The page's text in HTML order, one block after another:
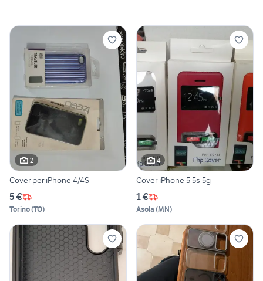
2
Cover per iPhone 4/4S
5 €
Torino(TO)
4
Cover iPhone 5 5s 5g
1 €
Asola (MN)